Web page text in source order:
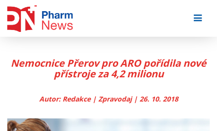
Nemocnice Přerov pro ARO pořídila nové
přístroje za 4,2 milionu
Autor: Redakce | Zpravodaj | 26. 10. 2018